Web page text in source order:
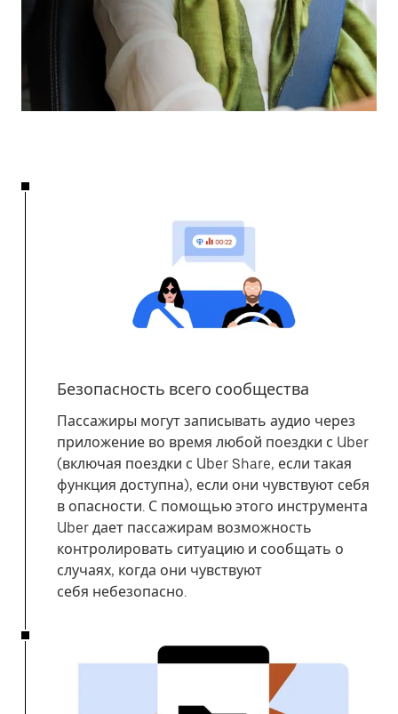
Безопасность всего сообщества
Пассажиры могут записывать аудио через
приложение во время любой поездки с Uber
(включая поездки с Uber Share, если такая
функция доступна), если они чувствуют себя
в опасности. С помощью этого инструмента
Uber дает пассажирам возможность
контролировать ситуацию и сообщать о
случаях, когда они чувствуют
себя небезопасно.